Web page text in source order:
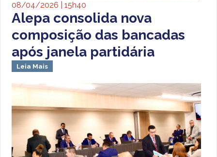
08/04/2026 | 15h40
Alepa consolida nova
composição das bancadas
após janela partidária
Leia Mais